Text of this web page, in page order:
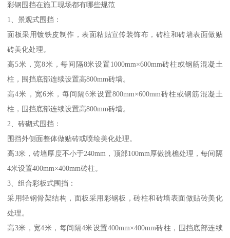
彩钢围挡在施工现场都有哪些规范
1、景观式围挡：
面板采用镀铁皮制作，表面粘贴宣传装饰布，砖柱和砖墙表面做贴
砖美化处理。
高5米，宽8米，每间隔8米设置1000mm×600mm砖柱或钢筋混凝土
柱，围挡底部连续设置高800mm砖墙。
高4米，宽6米，每间隔6米设置800mm×600mm砖柱或钢筋混凝土
柱，围挡底部连续设置高800mm砖墙。
2、砖砌式围挡：
围挡外侧面整体做贴砖或喷绘美化处理。
高3米，砖墙厚度不小于240mm，顶部100mm厚做挑檐处理，每间隔
4米设置400mm×400mm砖柱。
3、组合彩板式围挡：
采用轻钢骨架结构，面板采用彩钢板，砖柱和砖墙表面做贴砖美化
处理。
高3米，宽4米，每间隔4米设置400mm×400mm砖柱，围挡底部连续